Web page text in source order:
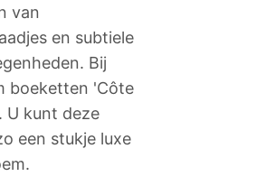
van
en subtiele
Bij
boeketten 'Côte
U kunt deze
een stukje luxe